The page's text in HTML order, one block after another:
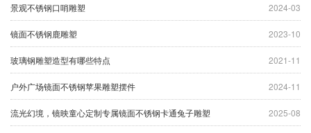
2024-03
景观不锈钢口哨雕塑
2023-10
镜面不锈钢鹿雕塑
2021-11
玻璃钢雕塑造型有哪些特点
2024-11
户外广场镜面不锈钢苹果雕塑摆件
2025-08
流光幻境，镜映童心定制专属镜面不锈钢卡通兔子雕塑